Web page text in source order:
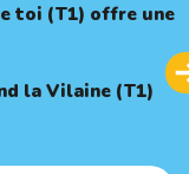
toi (T1) offre une
la Vilaine (T1)